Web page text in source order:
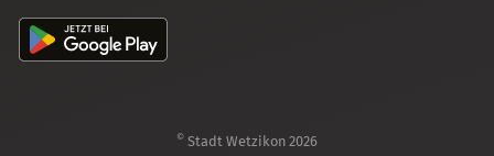
© Stadt Wetzikon 2026